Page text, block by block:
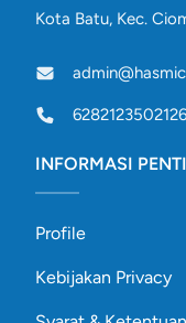
Kota Batu, Kec.
6282123502126
INFORMASI
Profile
Kebijakan Privacy